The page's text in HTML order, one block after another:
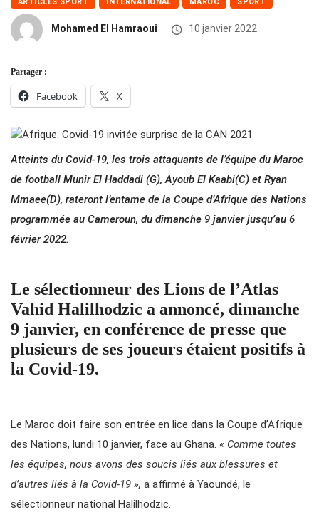
ARTICLES SPORT INTERNATIONAL MAROC SPORT
Mohamed El Hamraoui 10 janvier 2022
Partager :
Facebook X
Atteints du Covid-19, les trois attaquants de l’équipe du Maroc
de football Munir El Haddadi (G), Ayoub El Kaabi(C) et Ryan
Mmaee(D), rateront l’entame de la Coupe d’Afrique des Nations
programmée au Cameroun, du dimanche 9 janvier jusqu’au 6
février 2022.
Le sélectionneur des Lions de l’Atlas
Vahid Halilhodzic a annoncé, dimanche
9 janvier, en conférence de presse que
plusieurs de ses joueurs étaient positifs à
la Covid-19.
Le Maroc doit faire son entrée en lice dans la Coupe d’Afrique
des Nations, lundi 10 janvier, face au Ghana. « Comme toutes
les équipes, nous avons des soucis liés aux blessures et
d’autres liés à la Covid-19 », a affirmé à Yaoundé, le
sélectionneur national Halilhodzic.